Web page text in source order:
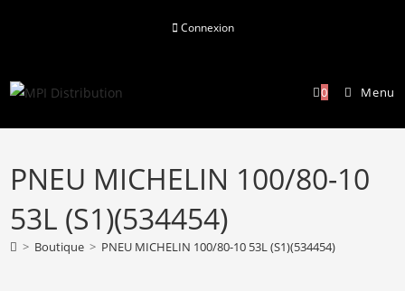
Connexion
0 Menu
PNEU MICHELIN 100/80-10
53L (S1)(534454)
> Boutique > PNEU MICHELIN 100/80-10 53L (S1)(534454)